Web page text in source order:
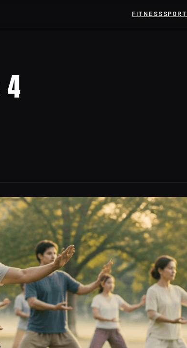
FITNESSSPORT
4